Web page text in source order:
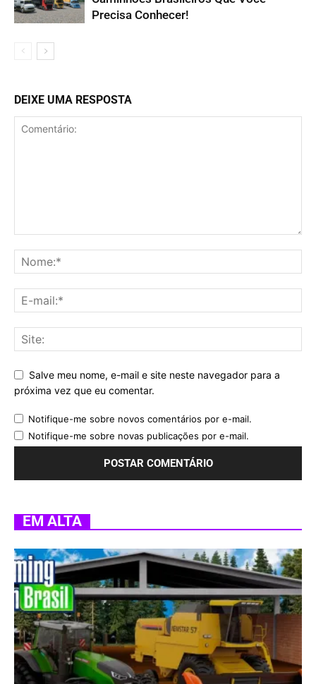
Precisa Conhecer!
DEIXE UMA RESPOSTA
Salve meu nome, e-mail e site neste navegador para a
próxima vez que eu comentar.
Notifique-me sobre novos comentários por e-mail.
Notifique-me sobre novas publicações por e-mail.
EM ALTA